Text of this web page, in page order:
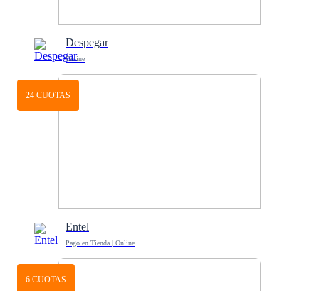
Despegar
Online
24 CUOTAS
Entel
Pago en Tienda | Online
6 CUOTAS